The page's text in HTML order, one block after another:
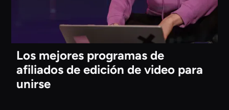
Los mejores programas de
afiliados de edición de video para
unirse